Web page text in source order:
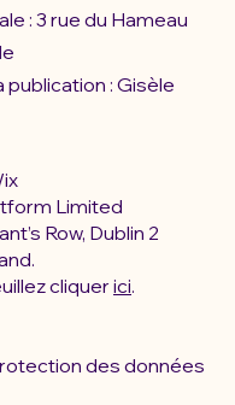
: 3 rue du Hameau
publication : Gisèle
Limited
Row, Dublin 2
cliquer ici.
des données